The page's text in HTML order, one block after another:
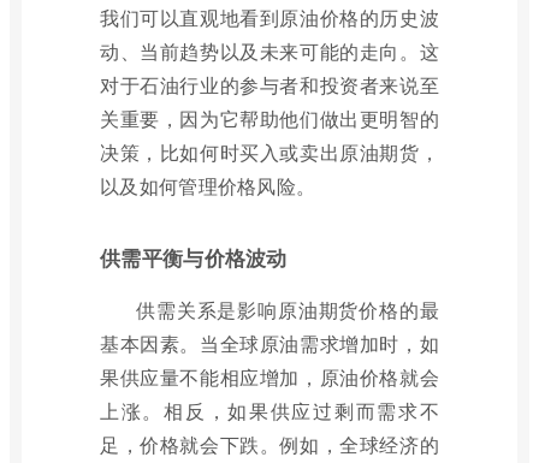
我们可以直观地看到原油价格的历史波
动、当前趋势以及未来可能的走向。这
对于石油行业的参与者和投资者来说至
关重要，因为它帮助他们做出更明智的
决策，比如何时买入或卖出原油期货，
以及如何管理价格风险。
供需平衡与价格波动
供需关系是影响原油期货价格的最
基本因素。当全球原油需求增加时，如
果供应量不能相应增加，原油价格就会
上涨。相反，如果供应过剩而需求不
足，价格就会下跌。例如，全球经济的